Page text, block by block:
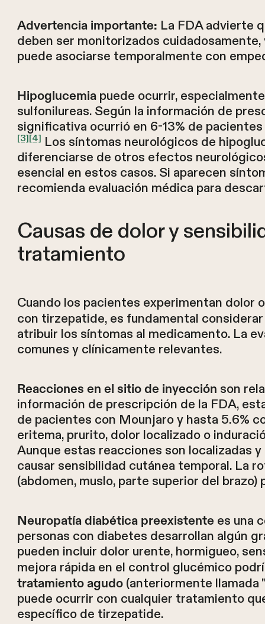
Advertencia importante: La FDA advierte
deben ser monitorizados
puede asociarse temporalmente con
Hipoglucemiapuede ocurrir,
sulfonilureas. Según la información de
significativa ocurrió en 6-13% de
[3][4] Los síntomas neurológicos de
diferenciarse de otros efectos
esencial en estos casos. Si aparecen
recomienda evaluación médica para
Causas de dolor y
tratamiento
Cuando los pacientes experimentan
con tirzepatide, es fundamental
atribuir los síntomas al medicamento. La
comunes y clínicamente relevantes.
Reacciones en el sitio de inyección son
información de prescripción de la FDA,
de pacientes con Mounjaro y hasta 5.6%
eritema, prurito, dolor localizado o
Aunque estas reacciones son localizadas
causar sensibilidad cutánea temporal. La
(abdomen, muslo, parte superior del
Neuropatía diabética preexistente es una
personas con diabetes desarrollan algún
pueden incluir dolor urente, hormigueo,
mejora rápida en el control glucémico
tratamiento agudo(anteriormente llamada
puede ocurrir con cualquier tratamiento
específico de tirzepatide.